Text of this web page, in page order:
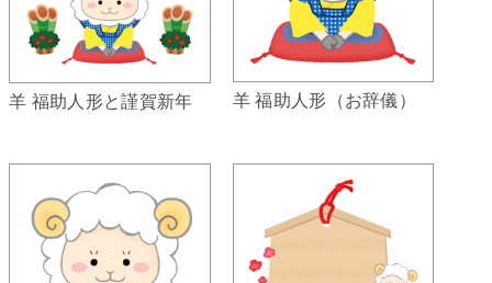
羊 福助人形と謹賀新年 羊 福助人形（お辞儀）